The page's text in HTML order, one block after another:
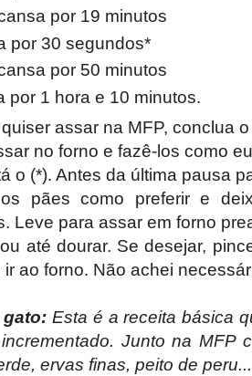
por 19 minutos
por 30 segundos*
por 50 minutos
por 1 hora e 10 minutos.
assar na MFP, conclua
no forno e fazê-los como
o (*). Antes da última pausa
pães como preferir e
Leve para assar em forno
até dourar. Se desejar,
ir ao forno. Não achei
Esta é a receita básica
Junto na MFP
ervas finas, peito de